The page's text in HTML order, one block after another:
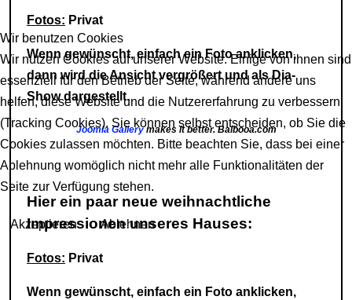
Fotos: Privat
Wenn gewünscht, einfach ein Foto anklicken,
dann wird die Ansicht vergrößert und als Dia-
Show dargestellt.
Joomla Gallerymakes it better. Balbooa.com
Hier ein paar neue weihnachtliche
Impressionen unseres Hauses:
Fotos: Privat
Wenn gewünscht, einfach ein Foto anklicken,
Wir benutzen Cookies
Wir nutzen Cookies auf unserer Website. Einige von ihnen sind
essenziell für den Betrieb der Seite, während andere uns
helfen, diese Website und die Nutzererfahrung zu verbessern
(Tracking Cookies). Sie können selbst entscheiden, ob Sie die
Cookies zulassen möchten. Bitte beachten Sie, dass bei einer
Ablehnung womöglich nicht mehr alle Funktionalitäten der
Seite zur Verfügung stehen.
Akzeptieren Ablehnen